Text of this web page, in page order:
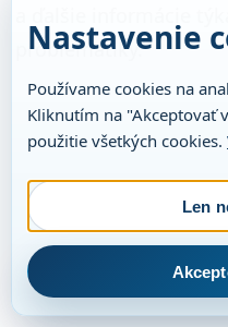
problematiky.
Nastavenie
Používame cookies na
Kliknutím na "Akceptovať
použitie všetkých cookies.
Len